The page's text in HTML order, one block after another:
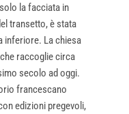
la facciata in
transetto, è stata
inferiore. La chiesa
raccoglie circa
secolo ad oggi.
francescano
edizioni pregevoli,